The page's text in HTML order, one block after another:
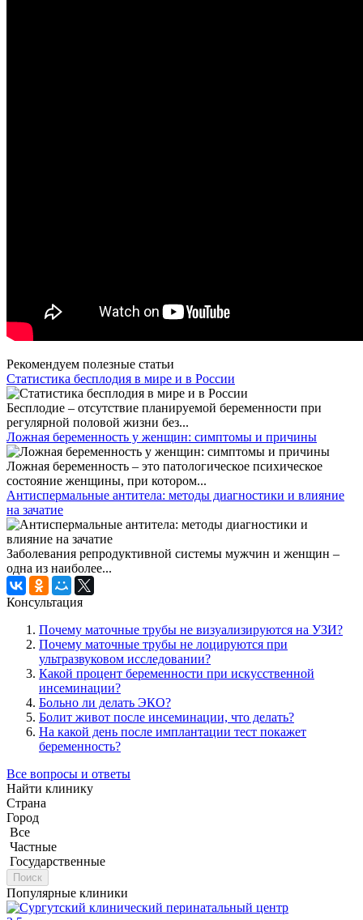
Рекомендуем полезные статьи
Статистика бесплодия в мире и в России
Бесплодие – отсутствие планируемой беременности при
регулярной половой жизни без...
Ложная беременность у женщин: симптомы и причины
Ложная беременность – это патологическое психическое
состояние женщины, при котором...
Антиспермальные антитела: методы диагностики и влияние
на зачатие
Заболевания репродуктивной системы мужчин и женщин –
одна из наиболее...
Консультация
Почему маточные трубы не визуализируются на УЗИ?
Почему маточные трубы не лоцируются при
ультразвуковом исследовании?
Какой процент беременности при искусственной
инсеминации?
Больно ли делать ЭКО?
Болит живот после инсеминации, что делать?
На какой день после имплантации тест покажет
беременность?
Все вопросы и ответы
Найти клинику
Страна
Город
Все
Частные
Государственные
Поиск
Популярные клиники